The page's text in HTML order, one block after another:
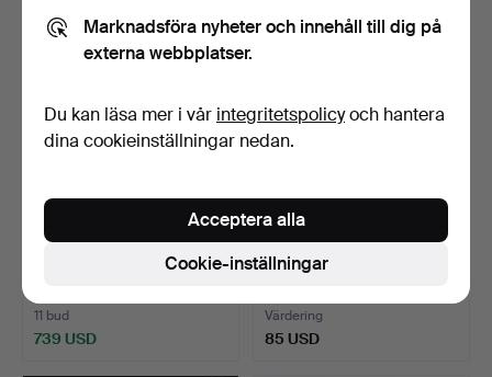
EDVIN ÖHRSTRÖM.
VAS. Konstglas. "Gondoljä…
11 bud
739 USD
VAS, glas, Målerås.
Värdering
85 USD
Marknadsföra nyheter och innehåll till dig på
externa webbplatser.
Du kan läsa mer i vår integritetspolicyoch hantera
dina cookieinställningar nedan.
Cookie-inställningar
Acceptera alla